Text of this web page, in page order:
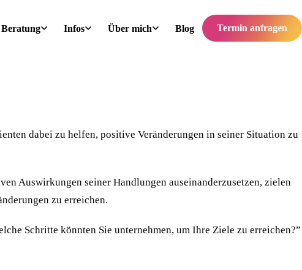
Beratung Infos Über mich Blog Termin anfragen
dabei zu helfen, positive Veränderungen in seiner Situation zu
Auswirkungen seiner Handlungen auseinanderzusetzen, zielen
zu erreichen.
Schritte könnten Sie unternehmen, um Ihre Ziele zu erreichen?”